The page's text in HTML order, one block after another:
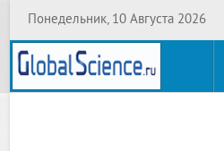
Понедельник, 10 Августа 2026